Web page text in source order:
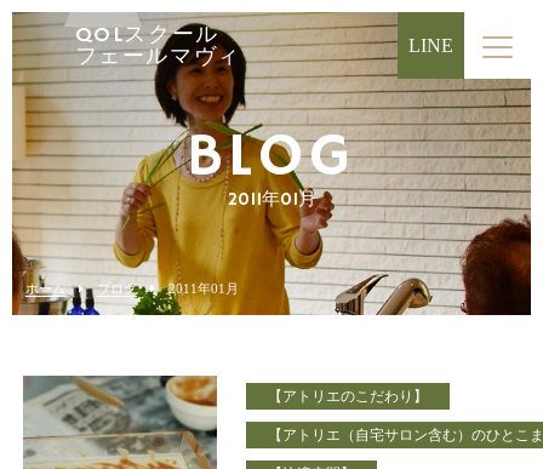
QOLスクール
フェールマヴィ
LINE
BLOG
2011年01月
ホーム ブログ 2011年01月
【アトリエのこだわり】
【アトリエ（自宅サロン含む）のひとこ